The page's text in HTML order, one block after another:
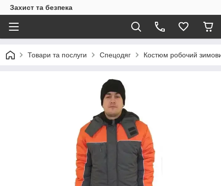
Захист та безпека
Товари та послуги Спецодяг Костюм робочий